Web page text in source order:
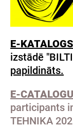
E-
izstādē
papildināts.
E-
participants
TEHNIKA